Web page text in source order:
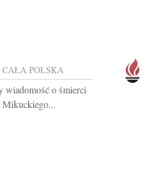
CAŁA POLSKA
wiadomość o śmierci
Mikuckiego...